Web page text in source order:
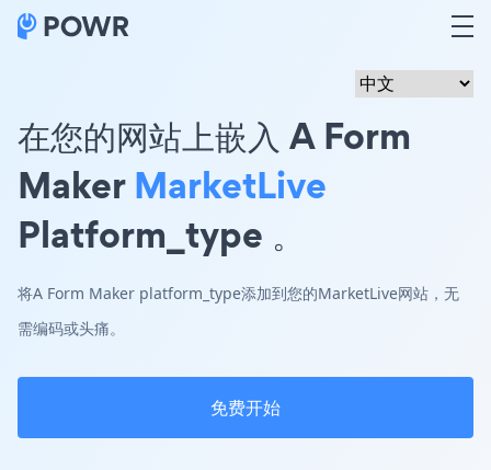
在您的网站上嵌入 A Form
MakerMarketLive
Platform_type 。
将A Form Maker platform_type添加到您的MarketLive网站，无
需编码或头痛。
免费开始